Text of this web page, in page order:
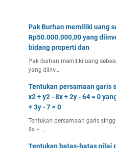
Pak Burhan memiliki uang
Rp50.000.000,00 yang
bidang properti dan
Pak Burhan memiliki uang
yang diinv…
Tentukan persamaan garis
x2 + y2 - 8x + 2y - 64 = 0
+ 3y - 7 = 0
Tentukan persamaan garis
8x + …
Tentukan batas-batas nilai